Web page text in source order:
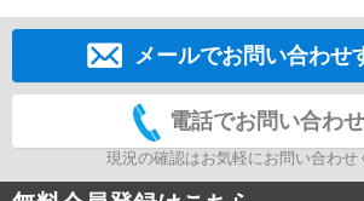
メールでお問い合わせ
電話でお問い合わ
現況の確認はお気軽にお問い合わせ